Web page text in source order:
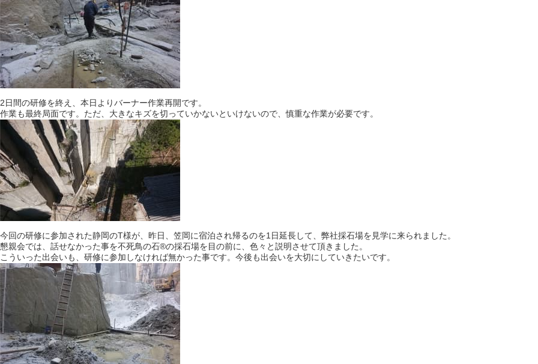
2日間の研修を終え、本日よりバーナー作業再開です。
作業も最終局面です。ただ、大きなキズを切っていかないといけないので、慎重な作業が必要です。
今回の研修に参加された静岡のT様が、昨日、笠岡に宿泊され帰るのを1日延長して、弊社採石場を見学に来られました。
懇親会では、話せなかった事を不死鳥の石®️の採石場を目の前に、色々と説明させて頂きました。
こういった出会いも、研修に参加しなければ無かった事です。今後も出会いを大切にしていきたいです。